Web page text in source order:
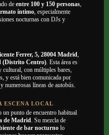
de entre 100 y 150 personas,
íntimo, especialmente
nocturnas con DJs y
Ferrer, 5, 28004 Madrid,
(Distrito Centro). Esta área es
cultural, con múltiples bares,
y está bien comunicada por
y numerosas líneas de autobús.
ESCENA LOCAL
un punto de encuentro habitual
de Madrid. Su mezcla de
de bar nocturno lo